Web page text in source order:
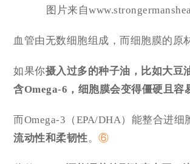
图片来自
血管由无数细胞组成，而细胞膜的原
如果你摄入过多的种子油 ， 比如大豆
含Omega-6，细胞膜会变得僵硬且容
而Omega-3（EPA/DHA）能整合进细
流动性和柔韧性。⑥